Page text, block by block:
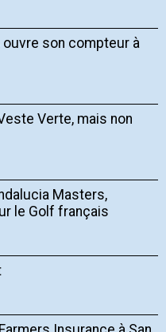
ouvre son compteur à
Verte, mais non
Masters,
le Golf français